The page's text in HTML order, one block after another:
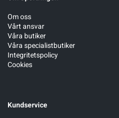
Om oss
Vårt ansvar
Våra butiker
Våra specialistbutiker
Integritetspolicy
Cookies
Kundservice